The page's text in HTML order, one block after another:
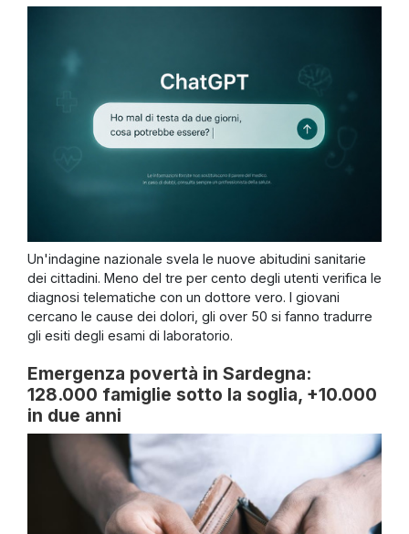
Un'indagine nazionale svela le nuove abitudini sanitarie
dei cittadini. Meno del tre per cento degli utenti verifica le
diagnosi telematiche con un dottore vero. I giovani
cercano le cause dei dolori, gli over 50 si fanno tradurre
gli esiti degli esami di laboratorio.
Emergenza povertà in Sardegna:
128.000 famiglie sotto la soglia, +10.000
in due anni